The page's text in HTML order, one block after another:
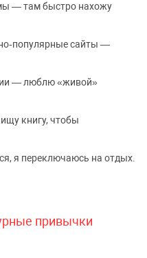
— там быстро нахожу
сайты —
— люблю «живой»
книгу, чтобы
я переключаюсь на отдых.
привычки